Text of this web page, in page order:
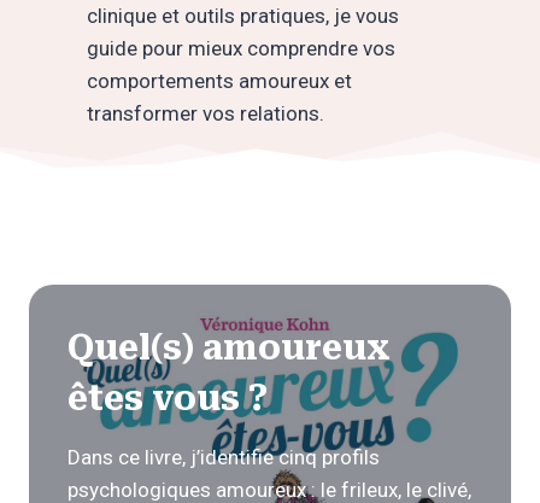
clinique et outils pratiques, je vous
guide pour mieux comprendre vos
comportements amoureux et
transformer vos relations.
Quel(s) amoureux
êtes vous ?
Dans ce livre, j’identifie cinq profils
psychologiques amoureux : le frileux, le clivé,